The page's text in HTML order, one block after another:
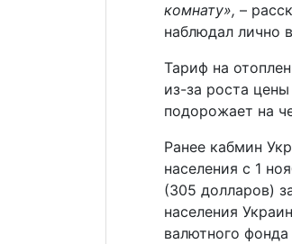
комнату», –
наблюдал лично
Тариф на
из-за роста
подорожает на
Ранее кабмин
населения с 1
(305 долларов)
населения
валютного